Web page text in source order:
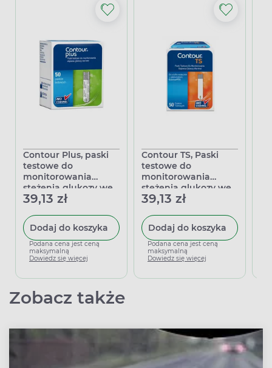
Contour Plus, paski
testowe do
monitorowania
stężenia glukozy we
krwi, 50 sztuk
39,13 zł
Dodaj do koszyka
Podana cena jest ceną
maksymalną
Dowiedz się więcej
Contour TS, Paski
testowe do
monitorowania
stężenia glukozy we
krwi, 50 sztuk
39,13 zł
Dodaj do koszyka
Podana cena jest ceną
maksymalną
Dowiedz się więcej
Zobacz także